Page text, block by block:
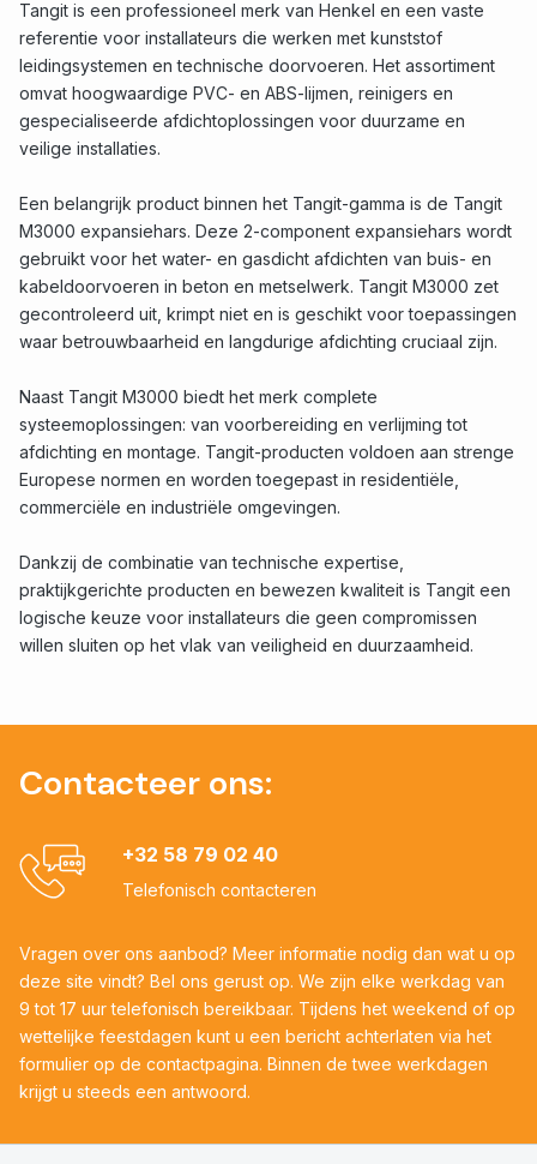
Tangit is een professioneel merk van Henkel en een vaste
referentie voor installateurs die werken met kunststof
leidingsystemen en technische doorvoeren. Het assortiment
omvat hoogwaardige PVC- en ABS-lijmen, reinigers en
gespecialiseerde afdichtoplossingen voor duurzame en
veilige installaties.
Een belangrijk product binnen het Tangit-gamma is de Tangit
M3000 expansiehars. Deze 2-component expansiehars wordt
gebruikt voor het water- en gasdicht afdichten van buis- en
kabeldoorvoeren in beton en metselwerk. Tangit M3000 zet
gecontroleerd uit, krimpt niet en is geschikt voor toepassingen
waar betrouwbaarheid en langdurige afdichting cruciaal zijn.
Naast Tangit M3000 biedt het merk complete
systeemoplossingen: van voorbereiding en verlijming tot
afdichting en montage. Tangit-producten voldoen aan strenge
Europese normen en worden toegepast in residentiële,
commerciële en industriële omgevingen.
Dankzij de combinatie van technische expertise,
praktijkgerichte producten en bewezen kwaliteit is Tangit een
logische keuze voor installateurs die geen compromissen
willen sluiten op het vlak van veiligheid en duurzaamheid.
Contacteer ons:
+32 58 79 02 40
Telefonisch contacteren
Vragen over ons aanbod? Meer informatie nodig dan wat u op
deze site vindt? Bel ons gerust op. We zijn elke werkdag van
9 tot 17 uur telefonisch bereikbaar. Tijdens het weekend of op
wettelijke feestdagen kunt u een bericht achterlaten via het
formulier op de contactpagina. Binnen de twee werkdagen
krijgt u steeds een antwoord.